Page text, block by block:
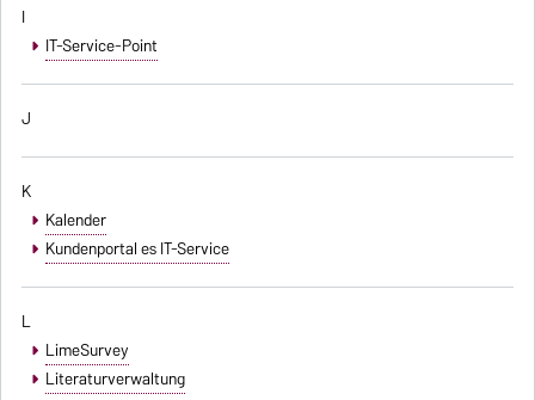
I
IT-Service-Point
J
K
Kalender
Kundenportal es IT-Service
L
LimeSurvey
Literaturverwaltung